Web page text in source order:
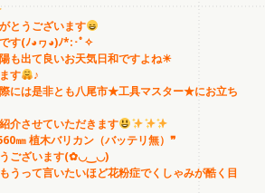
とうございます
す(ﾉ◕ヮ◕)ﾉ*:･ﾟ✧
も出て良いお天気日和ですよね☀
す
♪
には是非とも八尾市★工具マスター★にお立ち
介させていただきます
㎜ 植木バリカン（バッテリ無）❞
うございます(✿◡‿◡)
うって言いたいほど花粉症でくしゃみが酷く目